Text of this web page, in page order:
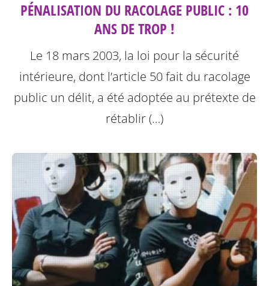
PÉNALISATION DU RACOLAGE PUBLIC : 10
ANS DE TROP !
Le 18 mars 2003, la loi pour la sécurité
intérieure, dont l’article 50 fait du racolage
public un délit, a été adoptée au prétexte de
rétablir (…)